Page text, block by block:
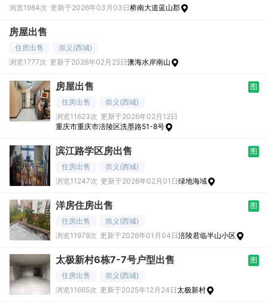
浏览1984次 更新于2026年03月03日桥南大道蓝山郡
房屋出售
住房出售
崇义(西城)
浏览1777次 更新于2026年02月25日澳海水岸南山
房屋出售
图
住房出售
崇义(西城)
浏览11623次 更新于2026年02月12日
重庆市重庆市涪陵区洗墨路51-8号
滨江路学区房出售
图
住房出售
崇义(西城)
浏览11247次 更新于2026年02月01日绿地海域
洋房住房出售
图
住房出售
崇义(西城)
浏览11978次 更新于2026年01月04日涪陵君临半山小区
太极新村6栋7-7号户型出售
图
住房出售
崇义(西城)
浏览11665次 更新于2025年12月24日太极新村